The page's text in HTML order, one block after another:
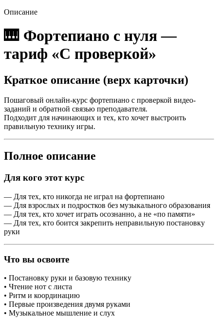
Описание
🎹 Фортепиано с нуля —
тариф «С проверкой»
Краткое описание (верх карточки)
Пошаговый онлайн-курс фортепиано с проверкой видео-
заданий и обратной связью преподавателя.
Подходит для начинающих и тех, кто хочет выстроить
правильную технику игры.
Полное описание
Для кого этот курс
— Для тех, кто никогда не играл на фортепиано
— Для взрослых и подростков без музыкального образования
— Для тех, кто хочет играть осознанно, а не «по памяти»
— Для тех, кто боится закрепить неправильную постановку
руки
Что вы освоите
• Постановку руки и базовую технику
• Чтение нот с листа
• Ритм и координацию
• Первые произведения двумя руками
• Музыкальное мышление и слух